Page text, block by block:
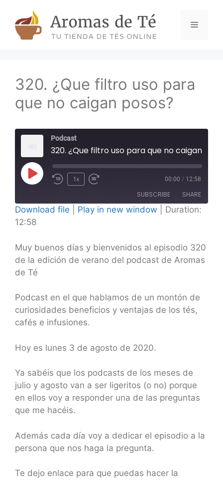
content
Menu
320. ¿Que filtro uso para
que no caigan posos?
Podcast
Play
1x 00:00 / 12:58
SUBSCRIBE SHARE
SHARE
LINK
EMBED
Download file Play in new window
Duration:
12:58
Muy buenos días y bienvenidos al episodio 320
de la edición de verano del podcast de Aromas
de Té
Podcast en el que hablamos de un montón de
curiosidades beneficios y ventajas de los tés,
cafés e infusiones.
Hoy es lunes 3 de agosto de 2020.
Ya sabéis que los podcasts de los meses de
julio y agosto van a ser ligeritos (o no) porque
en ellos voy a responder una de las preguntas
que me hacéis.
Además cada día voy a dedicar el episodio a la
persona que nos haga la pregunta.
Te dejo enlace para que puedas hacer la